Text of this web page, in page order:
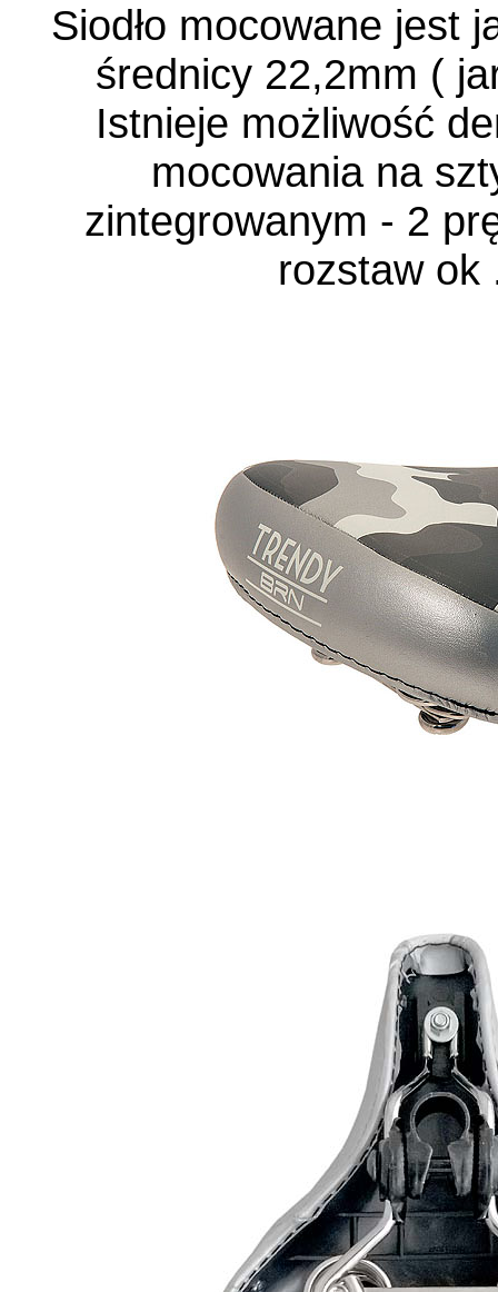
Siodło mocowane jest
średnicy 22,2mm (
Istnieje możliwość
mocowania na
zintegrowanym - 2
rozstaw ok